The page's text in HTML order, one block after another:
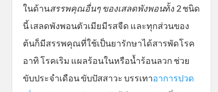
ในด้านสรรพคุณอื่นๆ ของเสลดพังพอนทั้ง 2 ชนิด
นี้ เสลดพังพอนตัวเมียมีรสจืด และทุกส่วนของ
ต้นก็มีสรรพคุณที่ใช้เป็นยารักษาได้สารพัดโรค
อาทิ โรคเริม แผลร้อนในหรือน้ำร้อนลวก ช่วย
ขับประจำเดือน ขับปัสสาวะ บรรเทาอาการปวด